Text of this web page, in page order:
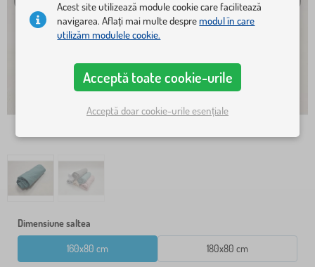
Dimensiune saltea
160x80 cm 180x80 cm
Acest site utilizează module cookie care facilitează
navigarea. Aflați mai multe despremodul în care
utilizăm modulele cookie.
Acceptă toate cookie-urile
Acceptă doar cookie-urile esențiale